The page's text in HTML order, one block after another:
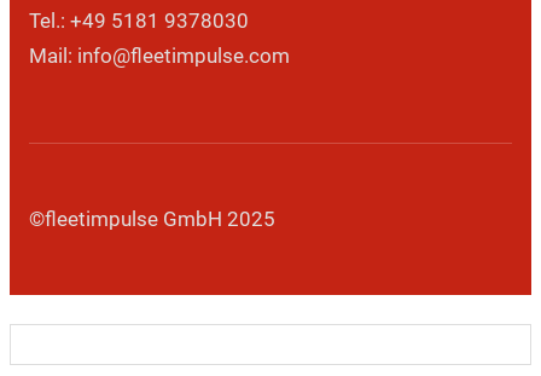
Tel.: +49 5181 9378030
Mail: info@fleetimpulse.com
©fleetimpulse GmbH 2025